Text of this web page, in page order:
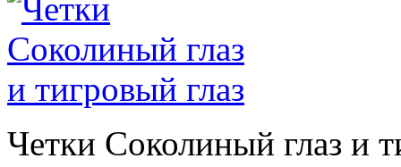
Четки Соколиный глаз и